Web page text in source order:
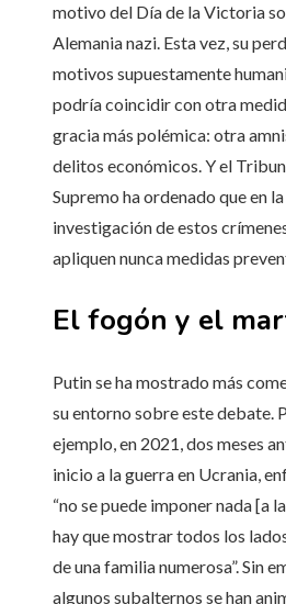
motivo del Día de la Victoria
Alemania nazi. Esta vez, su
motivos supuestamente
podría coincidir con otra
gracia más polémica: otra
delitos económicos. Y el
Supremo ha ordenado que en la
investigación de estos
apliquen nunca medidas
El fogón y el
Putin se ha mostrado más
su entorno sobre este debate.
ejemplo, en 2021, dos meses
inicio a la guerra en Ucrania,
“no se puede imponer nada [a
hay que mostrar todos los
de una familia numerosa”. Sin
algunos subalternos se han